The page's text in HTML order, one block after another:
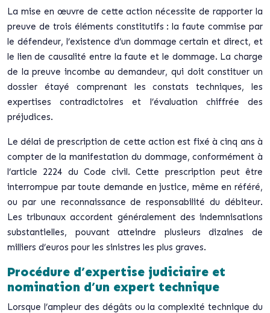
La mise en œuvre de cette action nécessite de rapporter la
preuve de trois éléments constitutifs : la faute commise par
le défendeur, l’existence d’un dommage certain et direct, et
le lien de causalité entre la faute et le dommage. La charge
de la preuve incombe au demandeur, qui doit constituer un
dossier étayé comprenant les constats techniques, les
expertises contradictoires et l’évaluation chiffrée des
préjudices.
Le délai de prescription de cette action est fixé à cinq ans à
compter de la manifestation du dommage, conformément à
l’article 2224 du Code civil.Cette prescription peut être
interrompue par toute demande en justice, même en référé,
ou par une reconnaissance de responsabilité du débiteur.
Les tribunaux accordent généralement des indemnisations
substantielles, pouvant atteindre plusieurs dizaines de
milliers d’euros pour les sinistres les plus graves.
Procédure d’expertise judiciaire et
nomination d’un expert technique
Lorsque l’ampleur des dégâts ou la complexité technique du